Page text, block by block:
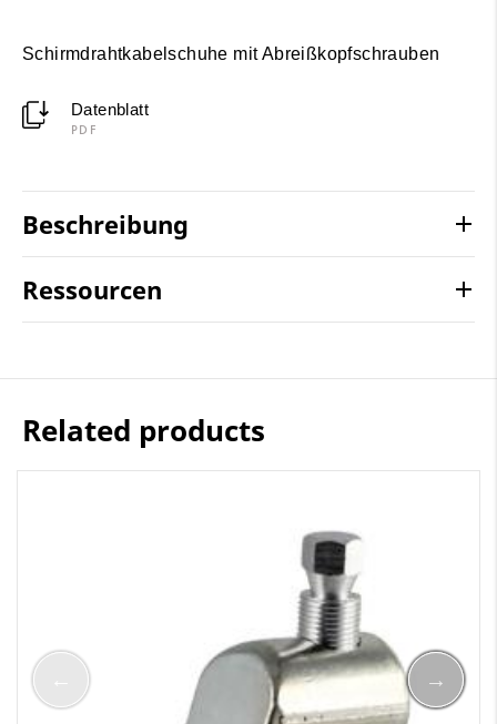
Schirmdrahtkabelschuhe mit Abreißkopfschrauben
Datenblatt
PDF
Beschreibung
Ressourcen
Related products